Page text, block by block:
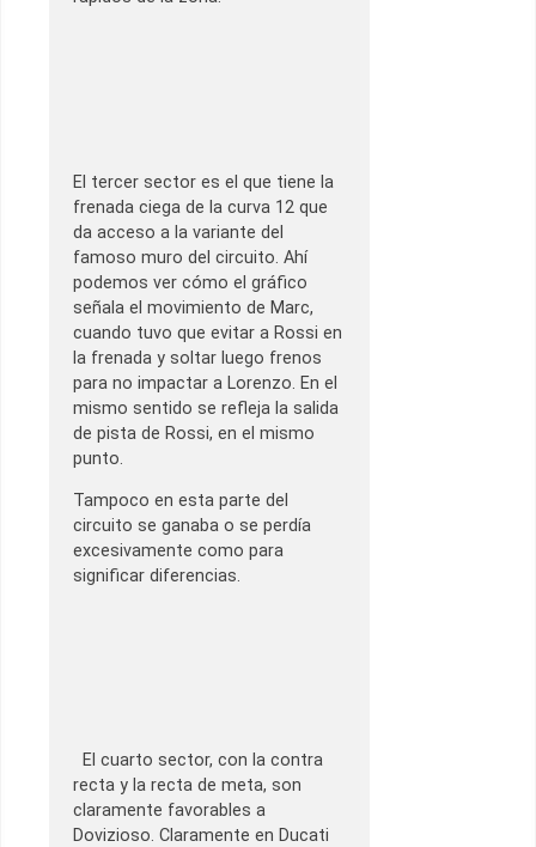
El tercer sector es el que tiene la
frenada ciega de la curva 12 que
da acceso a la variante del
famoso muro del circuito. Ahí
podemos ver cómo el gráfico
señala el movimiento de Marc,
cuando tuvo que evitar a Rossi en
la frenada y soltar luego frenos
para no impactar a Lorenzo. En el
mismo sentido se refleja la salida
de pista de Rossi, en el mismo
punto.
Tampoco en esta parte del
circuito se ganaba o se perdía
excesivamente como para
significar diferencias.
El cuarto sector, con la contra
recta y la recta de meta, son
claramente favorables a
Dovizioso. Claramente en Ducati